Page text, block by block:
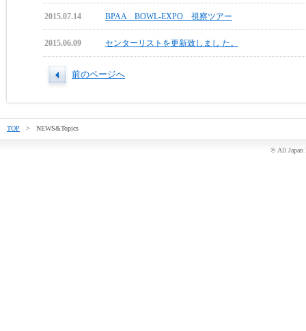
2015.07.14 BPAA BOWL-EXPO 視察ツアー
2015.06.09 センターリストを更新致しまし た。
前のページへ
TOP > NEWS&Topics
© All Japan